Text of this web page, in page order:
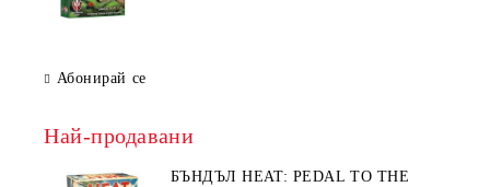
Абонирай се
Най-продавани
БЪНДЪЛ HEAT: PEDAL TO THE